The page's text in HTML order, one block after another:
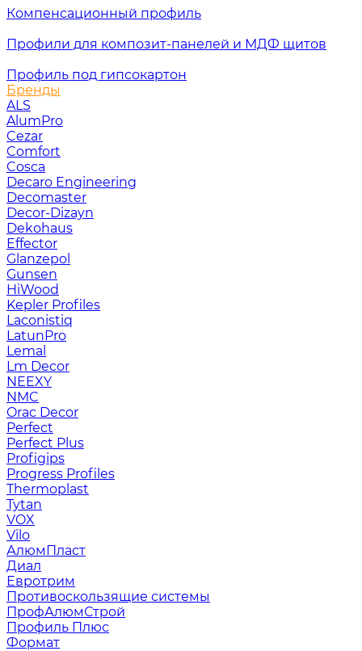
Компенсационный профиль
Профили для композит-панелей и МДФ щитов
Профиль под гипсокартон
Бренды
ALS
AlumPro
Cezar
Comfort
Cosca
Decaro Engineering
Decomaster
Decor-Dizayn
Dekohaus
Effector
Glanzepol
Gunsen
HiWood
Kepler Profiles
Laconistiq
LatunPro
Lemal
Lm Decor
NEEXY
NMC
Orac Decor
Perfect
Perfect Plus
Profigips
Progress Profiles
Thermoplast
Tytan
VOX
Vilo
АлюмПласт
Диал
Евротрим
Противоскользящие системы
ПрофАлюмСтрой
Профиль Плюс
Формат